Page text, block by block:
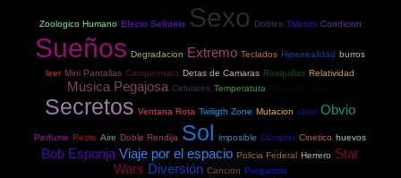
Zoologico Humano Efecto Señuelo Sexo Dobles Talento Condicion
Sueños Degradacion Extremo Teclados Hiperrealidad burros
leer Mini Pantallas Campeonato Detas de Camaras Rosquillas Relatividad
Musica Pegajosa Celulares Temperatura
Secretos Ventana Rota Twiligth Zone Mutacion cloro Obvio
Perfume Peste Aire Doble Rendija Sol imposible Comprar Cinetico huevos
Bob Esponja Viaje por el espacio Policia Federal Herrero Star
Wars Diversión Cancion Purgatorio